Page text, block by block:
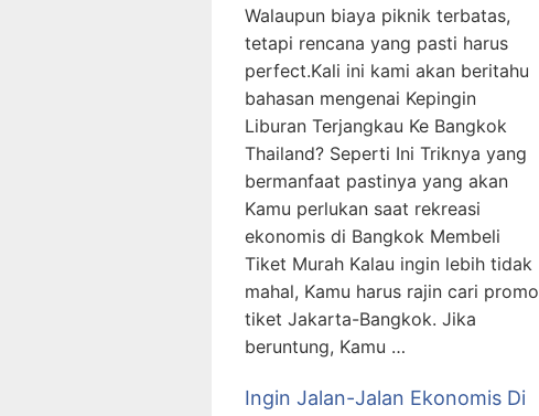
Walaupun biaya piknik terbatas,
tetapi rencana yang pasti harus
perfect.Kali ini kami akan beritahu
bahasan mengenai Kepingin
Liburan Terjangkau Ke Bangkok
Thailand? Seperti Ini Triknya yang
bermanfaat pastinya yang akan
Kamu perlukan saat rekreasi
ekonomis di Bangkok Membeli
Tiket Murah Kalau ingin lebih tidak
mahal, Kamu harus rajin cari promo
tiket Jakarta-Bangkok. Jika
beruntung, Kamu …
Ingin Jalan-Jalan Ekonomis Di